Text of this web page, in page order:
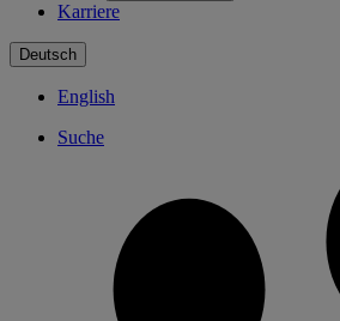
Karriere
Deutsch
English
Suche